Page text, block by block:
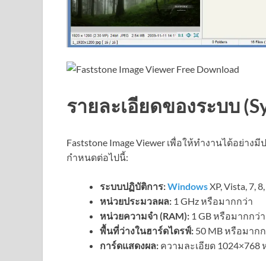
รายละเอียดของระบบ
Faststone Image Viewer เพื่อให้ทำงานได้อย่
กำหนดต่อไปนี้:
ระบบปฏิบัติการ:WindowsXP, Vista, 7,
หน่วยประมวลผล: 1 GHz หรือมากกว่า
หน่วยความจำ (RAM): 1 GB หรือมากกว่า
พื้นที่ว่างในฮาร์ดไดรฟ์: 50 MB หรือมาก
การ์ดแสดงผล: ความละเอียด 1024×768